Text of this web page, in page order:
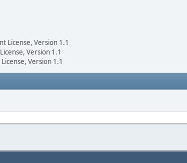
License, Version 1.1
Version 1.1
Version 1.1